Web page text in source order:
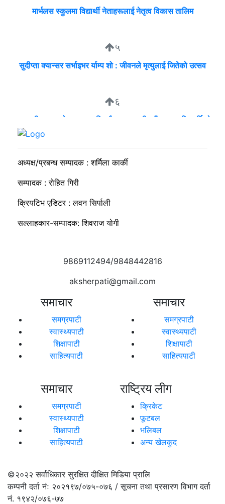
मार्भलस स्कुलमा विद्यार्थी नेताहरूलाई नेतृत्व विकास तालिम
५
सुदीप्ता क्यान्सर सर्भाइभर र्याम्प शो : जीवनले मृत्युलाई जितेको उत्सव
६
व्यवसायी मुन्दडाको घरमा एकाबिहानै खानतलासी, पाँच घन्टापछि फर्कियो
अध्यक्ष/प्रबन्ध सम्पादक : शर्मिला कार्की
सम्पादक : रोहित गिरी
क्रियटिभ एडिटर : लवन सिर्पाली
सल्लाहकार-सम्पादक: शिवराज योगी
9869112494/9848442816
aksherpati@gmail.com
समाचार
समग्रपाटी
स्वास्थ्यपाटी
शिक्षापाटी
साहित्यपाटी
समाचार
समग्रपाटी
स्वास्थ्यपाटी
शिक्षापाटी
साहित्यपाटी
समाचार
समग्रपाटी
स्वास्थ्यपाटी
शिक्षापाटी
साहित्यपाटी
राष्ट्रिय लीग
क्रिकेट
फूटबल
भलिबल
अन्य खेलकुद
©२०२२सर्वाधिकार सुरक्षित दीक्षित मिडिया प्रालि
कम्पनी दर्ता नंः २०२१९७/०७५-०७६ / सूचना तथा प्रसारण विभाग दर्ता
नं. १९४२/०७६-७७